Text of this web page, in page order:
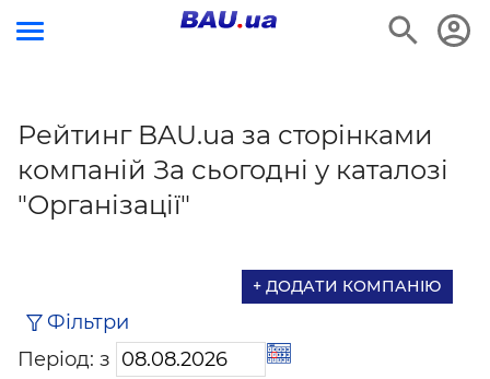
Рейтинг BAU.ua за сторінками
компаній За сьогодні у каталозі
"Організації"
+ ДОДАТИ КОМПАНІЮ
Фільтри
Період: з